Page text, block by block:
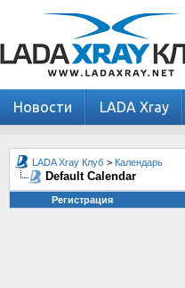
Новости LADA Xray
LADA Xray Клуб > Календарь
Default Calendar
Регистрация